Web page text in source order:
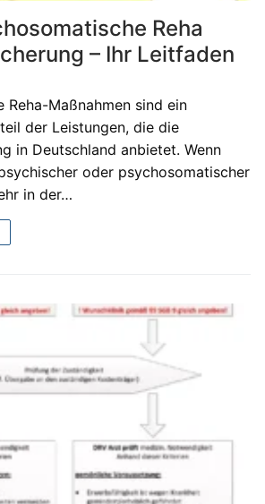
Reha
– Ihr Leitfaden
Reha-Maßnahmen sind ein
der Leistungen, die die
in Deutschland anbietet. Wenn
oder psychosomatischer
in der…